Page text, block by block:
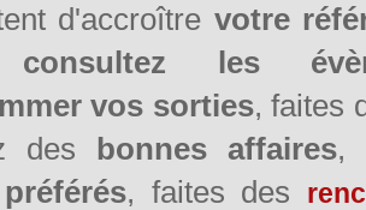
d'accroître votre
consultez les
vos sorties, faites
des
bonnes affaires,
, faites des